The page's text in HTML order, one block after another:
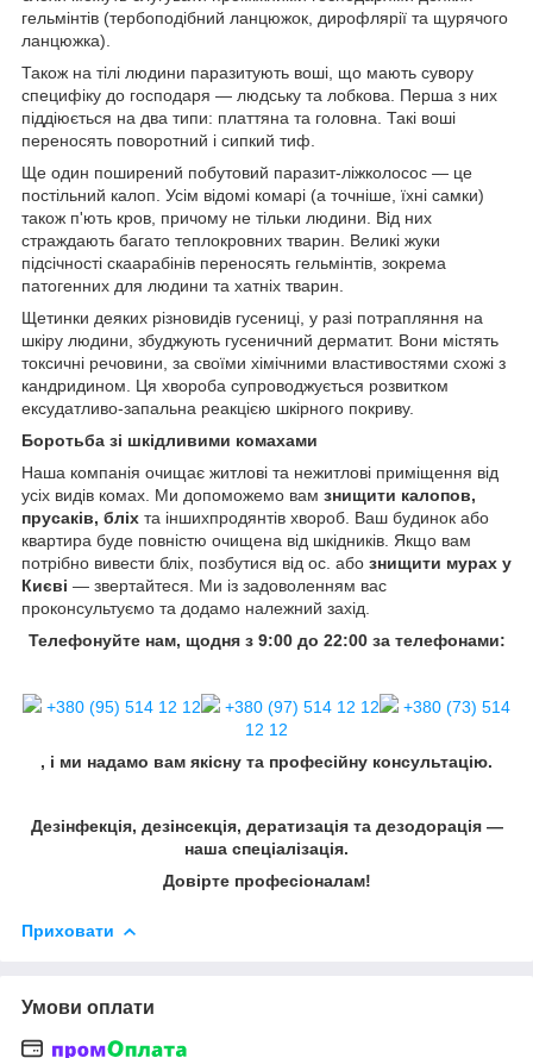
гельмінтів (тербоподібний ланцюжок, дирофлярії та щурячого
ланцюжка).
Також на тілі людини паразитують воші, що мають сувору
специфіку до господаря — людську та лобкова. Перша з них
піддіюється на два типи: платтяна та головна. Такі воші
переносять поворотний і сипкий тиф.
Ще один поширений побутовий паразит-ліжколосос — це
постільний калоп. Усім відомі комарі (а точніше, їхні самки)
також п'ють кров, причому не тільки людини. Від них
страждають багато теплокровних тварин. Великі жуки
підсічності скаарабінів переносять гельмінтів, зокрема
патогенних для людини та хатніх тварин.
Щетинки деяких різновидів гусениці, у разі потрапляння на
шкіру людини, збуджують гусеничний дерматит. Вони містять
токсичні речовини, за своїми хімічними властивостями схожі з
кандридином. Ця хвороба супроводжується розвитком
ексудатливо-запальна реакцією шкірного покриву.
Боротьба зі шкідливими комахами
Наша компанія очищає житлові та нежитлові приміщення від
усіх видів комах. Ми допоможемо вам знищити калопов,
прусаків, бліх та іншихпродянтів хвороб. Ваш будинок або
квартира буде повністю очищена від шкідників. Якщо вам
потрібно вивести бліх, позбутися від ос. або знищити мурах у
Києві — звертайтеся. Ми із задоволенням вас
проконсультуємо та додамо належний захід.
Телефонуйте нам, щодня з 9:00 до 22:00 за телефонами:
+380 (95) 514 12 12 +380 (97) 514 12 12
+380 (73) 514
12 12
, і ми надамо вам якісну та професійну консультацію.
Дезінфекція, дезінсекція, дератизація та дезодорація —
наша спеціалізація.
Довірте професіоналам!
Приховати
Умови оплати